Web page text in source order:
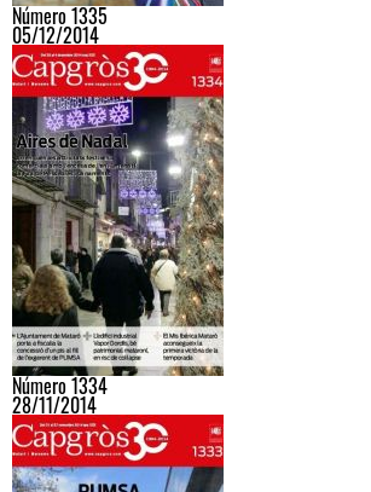
Número 1335
05/12/2014
Número 1334
28/11/2014